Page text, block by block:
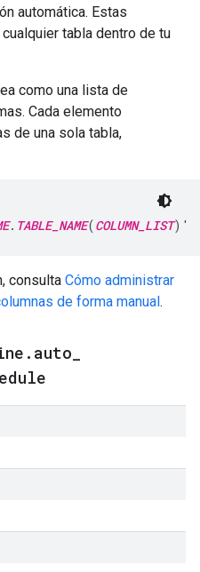
automática. Estas
tabla dentro de tu
como una lista de
Cada elemento
de una sola tabla,
. TABLE_NAME(COLUMN_LIST
consulta Cómo administrar
de forma manual.
. auto